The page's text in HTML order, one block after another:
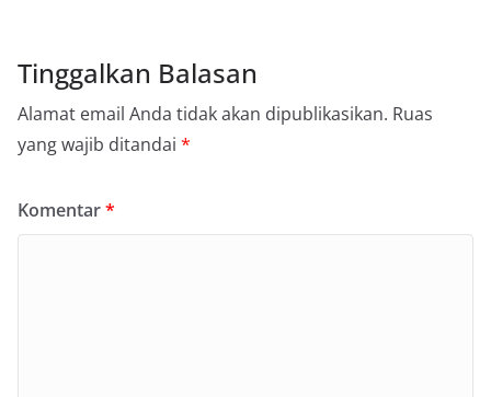
Tinggalkan Balasan
Alamat email Anda tidak akan dipublikasikan. Ruas
yang wajib ditandai *
Komentar*